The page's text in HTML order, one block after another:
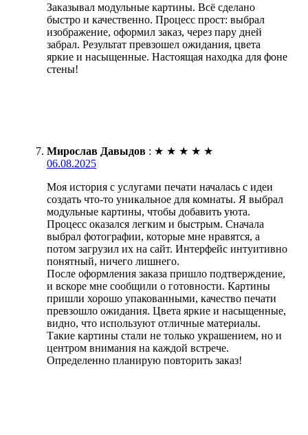
Заказывал модульные картины. Всё сделано
быстро и качественно. Процесс прост: выбрал
изображение, оформил заказ, через пару дней
забрал. Результат превзошел ожидания, цвета
яркие и насыщенные. Настоящая находка для фоне
стены!
Мирослав Давыдов : ★ ★ ★ ★ ★
06.08.2025
Моя история с услугами печати началась с идеи
создать что-то уникальное для комнаты. Я выбрал
модульные картины, чтобы добавить уюта.
Процесс оказался легким и быстрым. Сначала
выбрал фотографии, которые мне нравятся, а
потом загрузил их на сайт. Интерфейс интуитивно
понятный, ничего лишнего.
После оформления заказа пришло подтверждение,
и вскоре мне сообщили о готовности. Картины
пришли хорошо упакованными, качество печати
превзошло ожидания. Цвета яркие и насыщенные,
видно, что используют отличные материалы.
Такие картины стали не только украшением, но и
центром внимания на каждой встрече.
Определенно планирую повторить заказ!